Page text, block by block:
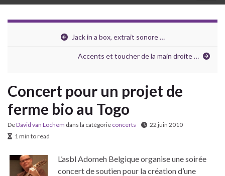
Jack in a box, extrait sonore …
Accents et toucher de la main droite …
Concert pour un projet de
ferme bio au Togo
DeDavid van Lochem dans la catégorie concerts
22 juin 2010
1 min to read
L’asbl Adomeh Belgique organise une soirée
concert de soutien pour la création d’une